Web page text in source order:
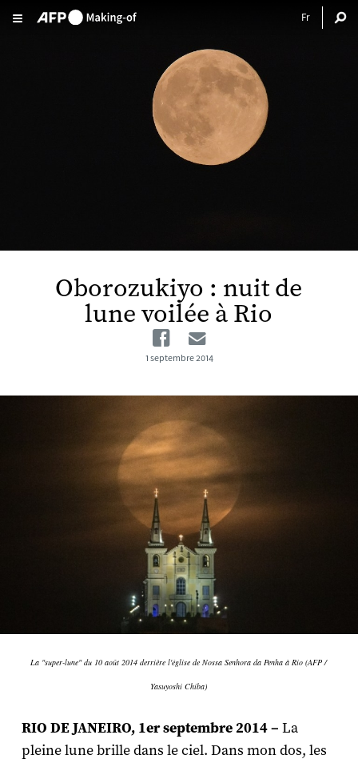
Aller au contenu principal
Oborozukiyo : nuit de
lune voilée à Rio
Facebook
1 septembre 2014
La "super-lune" du 10 août 2014 derrière l'église de Nossa Senhora da Penha à Rio (AFP /
Yasuyoshi Chiba)
RIO DE JANEIRO, 1er septembre 2014 – La
pleine lune brille dans le ciel. Dans mon dos, les